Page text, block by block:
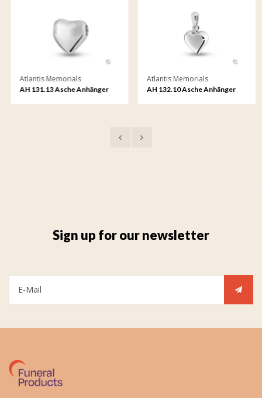
Atlantis Memorials
AH 131.13 Asche Anhänger
Atlantis Memorials
AH 132.10 Asche Anhänger
Sign up for our newsletter